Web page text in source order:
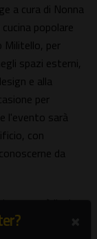
a cura di Nonna
popolare
Militello, per
spazi esterni,
e alla
per
l'evento sarà
con
da
sarà l'unico
un weekend